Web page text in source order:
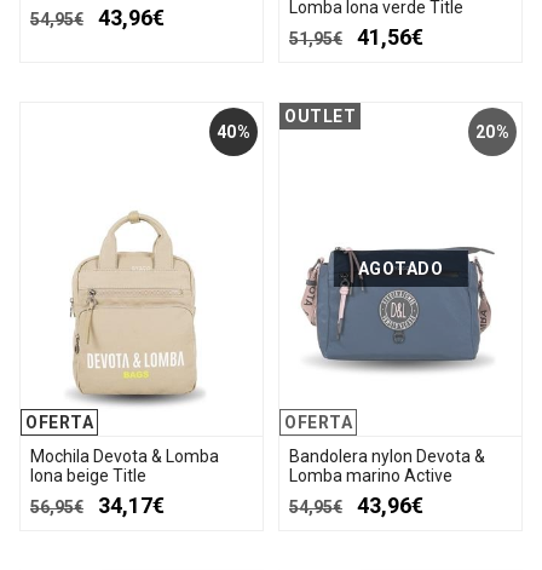
54,95€ 43,96€
Lomba lona verde Title
51,95€
41,56€
40%
OFERTA
Mochila Devota & Lomba
lona beige Title
56,95€
34,17€
20%
OFERTA
OUTLET
AGOTADO
Bandolera nylon Devota &
Lomba marino Active
54,95€
43,96€